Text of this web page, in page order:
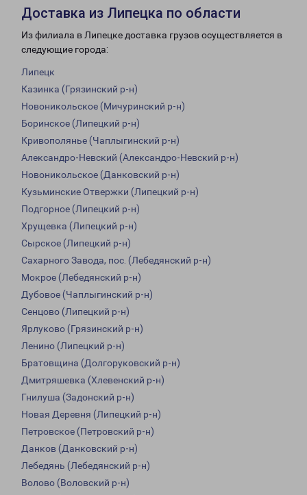
Доставка из Липецка по области
Из филиала в Липецке доставка грузов осуществляется в
следующие города:
Липецк
Казинка (Грязинский р-н)
Новоникольское (Мичуринский р-н)
Боринское (Липецкий р-н)
Кривополянье (Чаплыгинский р-н)
Александро-Невский (Александро-Невский р-н)
Новоникольское (Данковский р-н)
Кузьминские Отвержки (Липецкий р-н)
Подгорное (Липецкий р-н)
Хрущевка (Липецкий р-н)
Сырское (Липецкий р-н)
Сахарного Завода, пос. (Лебедянский р-н)
Мокрое (Лебедянский р-н)
Дубовое (Чаплыгинский р-н)
Сенцово (Липецкий р-н)
Ярлуково (Грязинский р-н)
Ленино (Липецкий р-н)
Братовщина (Долгоруковский р-н)
Дмитряшевка (Хлевенский р-н)
Гнилуша (Задонский р-н)
Новая Деревня (Липецкий р-н)
Петровское (Петровский р-н)
Данков (Данковский р-н)
Лебедянь (Лебедянский р-н)
Волово (Воловский р-н)